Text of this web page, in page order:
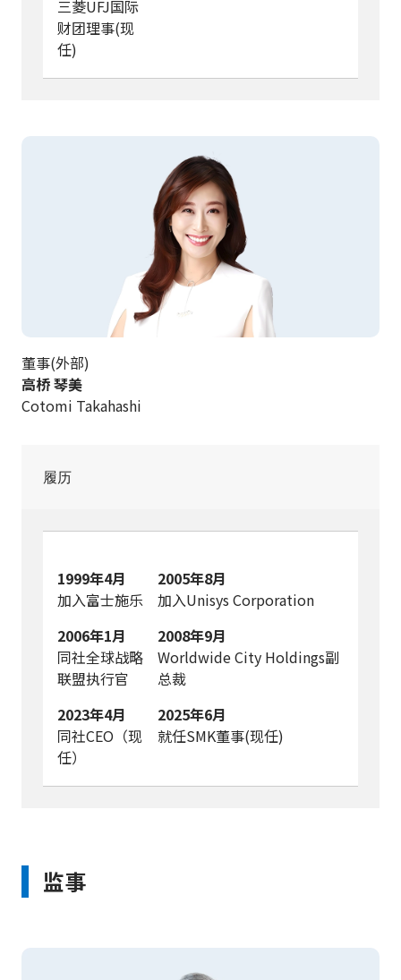
三菱UFJ国际
财团理事(现
任)
董事(外部)
高桥 琴美
Cotomi Takahashi
履历
1999年4月
加入富士施乐
2005年8月
加入Unisys Corporation
2006年1月
同社全球战略
联盟执行官
2008年9月
Worldwide City Holdings副
总裁
2023年4月
同社CEO（现
任）
2025年6月
就任SMK董事(现任)
监事